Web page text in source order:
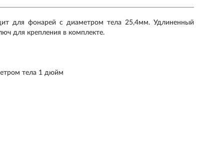
для фонарей с диаметром тела 25,4мм. Удлиненный
для крепления в комплекте.
тела 1 дюйм